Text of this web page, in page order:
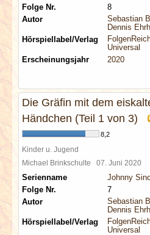
Folge Nr.
8
Autor
Sebastian
Dennis
Hörspiellabel/Verlag
Universal
Erscheinungsjahr
2020
Die Gräfin mit dem
Händchen (Teil 1 von 3)
8,2
Kinder u. Jugend
Michael Brinkschulte 07. Juni 2020
Serienname
Johnny
Folge Nr.
7
Autor
Sebastian
Dennis
Hörspiellabel/Verlag
Universal